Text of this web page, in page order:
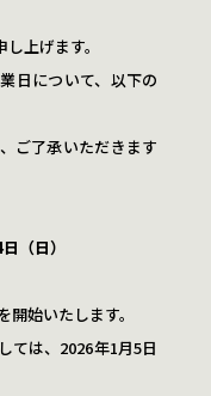
上げます。
日について、以下の
ご了承いただきます
（日）
始いたします。
ては、2026年1月5日